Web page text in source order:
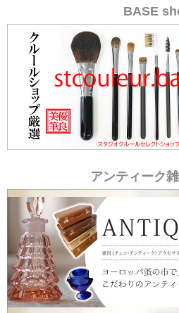
BASE
アンティーク